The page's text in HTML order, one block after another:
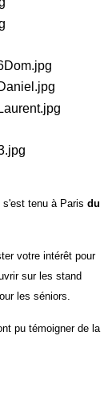
s'est tenu à Paris du
votre intérêt pour
sur les stand
les séniors.
pu témoigner de la